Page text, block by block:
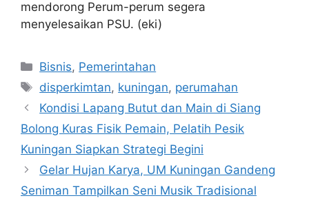
mendorong Perum-perum segera
menyelesaikan PSU. (eki)
Kategori
Bisnis, Pemerintahan
Tag
disperkimtan, kuningan, perumahan
Kondisi Lapang Butut dan Main di Siang
Bolong Kuras Fisik Pemain, Pelatih Pesik
Kuningan Siapkan Strategi Begini
Gelar Hujan Karya, UM Kuningan Gandeng
Seniman Tampilkan Seni Musik Tradisional